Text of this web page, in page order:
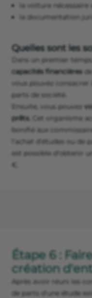
la voiture nécessaire
la documentation
Quelles sont les
Dans un premier
capacités financières
vous pouvez
parts de société.
Ensuite, vous pouvez
prêts.
Cet organisme
bonifié aux
l'achat d'études ou de
est possible d'obtenir
€.
Étape 6 :
création
Après avoir réuni les
de parts d'une étude